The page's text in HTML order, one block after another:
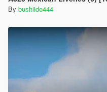
By bushiido444